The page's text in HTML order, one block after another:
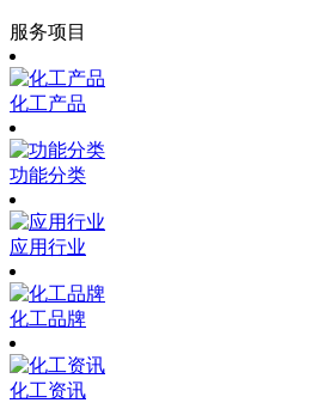
服务项目
化工产品
功能分类
应用行业
化工品牌
化工资讯